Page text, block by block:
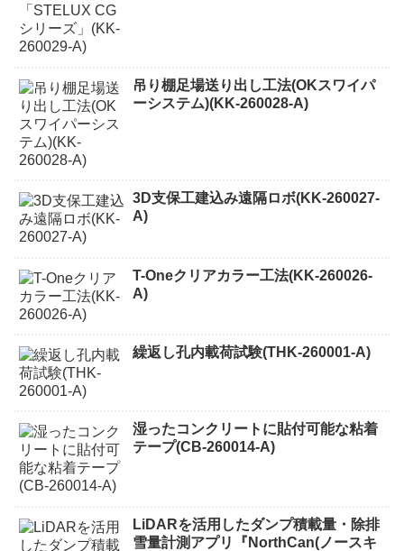
吊り棚足場送り出し工法(OKスワイパ
ーシステム)(KK-260028-A)
3D支保工建込み遠隔ロボ(KK-260027-
A)
T-Oneクリアカラー工法(KK-260026-
A)
繰返し孔内載荷試験(THK-260001-A)
湿ったコンクリートに貼付可能な粘着
テープ(CB-260014-A)
LiDARを活用したダンプ積載量・除排
雪量計測アプリ『NorthCan(ノースキ